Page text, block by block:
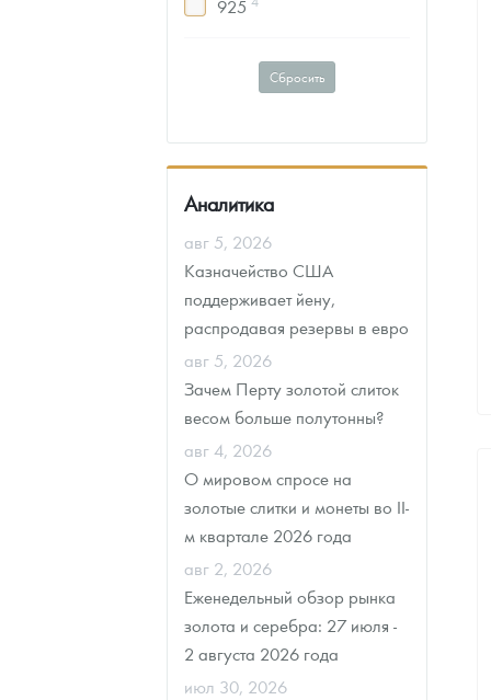
7.4 1
925
Сбросить
Аналитика
авг 5, 2026
Казначейство США
поддерживает йену,
распродавая резервы в евро
авг 5, 2026
Зачем Перту золотой слиток
весом больше полутонны?
авг 4, 2026
О мировом спросе на
золотые слитки и монеты во II-
м квартале 2026 года
авг 2, 2026
Еженедельный обзор рынка
золота и серебра: 27 июля -
2 августа 2026 года
июл 30, 2026